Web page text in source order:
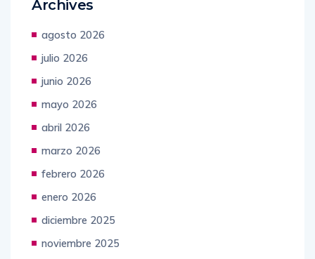
Archives
agosto 2026
julio 2026
junio 2026
mayo 2026
abril 2026
marzo 2026
febrero 2026
enero 2026
diciembre 2025
noviembre 2025